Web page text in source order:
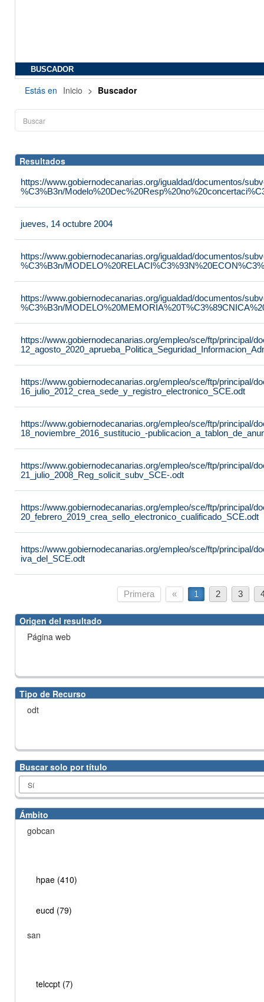
BUSCADOR
Estás en Inicio > Buscador
Resultados
https://www.gobiernodecanarias.org/igualdad/documentos/
%C3%B3n/
jueves, 14 octubre 2004
https://www.gobiernodecanarias.org/igualdad/documentos/
%C3%B3n/
https://www.gobiernodecanarias.org/igualdad/documentos/
%C3%B3n/
https://www.gobiernodecanarias.org/empleo/sce/ftp/principal/
https://www.gobiernodecanarias.org/empleo/sce/ftp/principal/
16_julio_2012_crea_sede_y_registro_electronico_SCE.odt
https://www.gobiernodecanarias.org/empleo/sce/ftp/principal/
18_noviembre_2016_sustitucio_-
https://www.gobiernodecanarias.org/empleo/sce/ftp/principal/
21_julio_2008_Reg_solicit_subv_SCE-.odt
https://www.gobiernodecanarias.org/empleo/sce/ftp/principal/
20_febrero_2019_crea_sello_electronico_cualificado_SCE.odt
https://www.gobiernodecanarias.org/empleo/sce/ftp/principal/
iva_del_SCE.odt
Primera « 1 2 3
Origen del resultado
Página web
Tipo de Recurso
odt
Buscar solo por título
Ámbito
gobcan
hpae (410)
eucd (79)
san
telccpt (7)